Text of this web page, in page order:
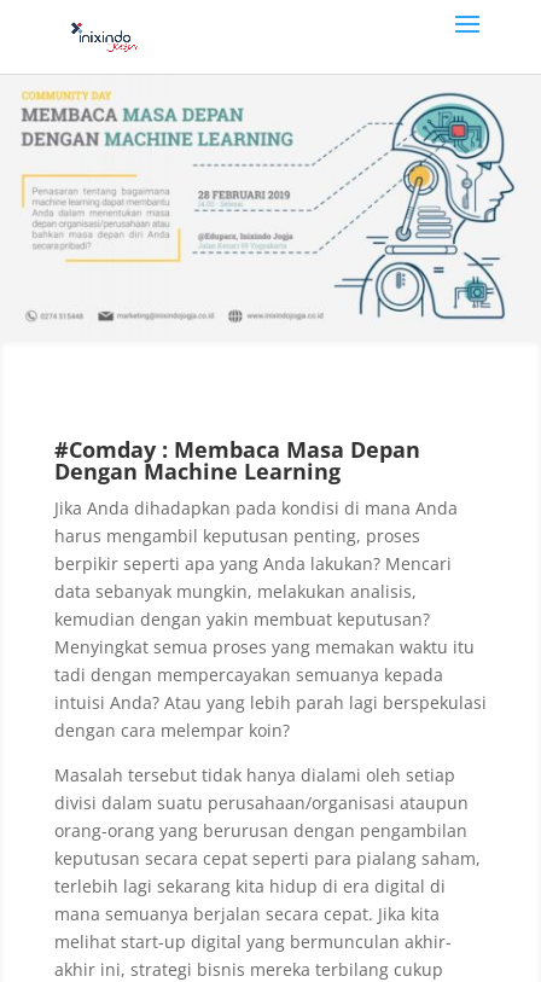
#Comday : Membaca Masa Depan
Dengan Machine Learning
Jika Anda dihadapkan pada kondisi di mana Anda
harus mengambil keputusan penting, proses
berpikir seperti apa yang Anda lakukan? Mencari
data sebanyak mungkin, melakukan analisis,
kemudian dengan yakin membuat keputusan?
Menyingkat semua proses yang memakan waktu itu
tadi dengan mempercayakan semuanya kepada
intuisi Anda? Atau yang lebih parah lagi berspekulasi
dengan cara melempar koin?
Masalah tersebut tidak hanya dialami oleh setiap
divisi dalam suatu perusahaan/organisasi ataupun
orang-orang yang berurusan dengan pengambilan
keputusan secara cepat seperti para pialang saham,
terlebih lagi sekarang kita hidup di era digital di
mana semuanya berjalan secara cepat. Jika kita
melihat start-up digital yang bermunculan akhir-
akhir ini, strategi bisnis mereka terbilang cukup